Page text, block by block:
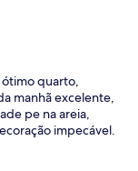
ótimo quarto,
manhã excelente,
pe na areia,
impecável.